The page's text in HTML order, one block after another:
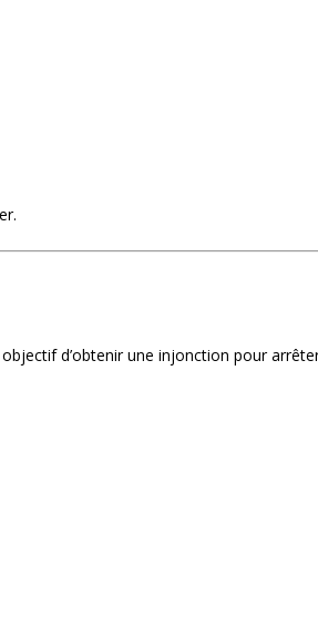
d’obtenir une injonction pour